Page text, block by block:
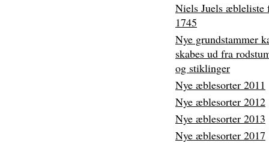
Niels Juels æbleliste
1745
Nye grundstammer
skabes ud fra
og stiklinger
Nye æblesorter 2011
Nye æblesorter 2012
Nye æblesorter 2013
Nye æblesorter 2017